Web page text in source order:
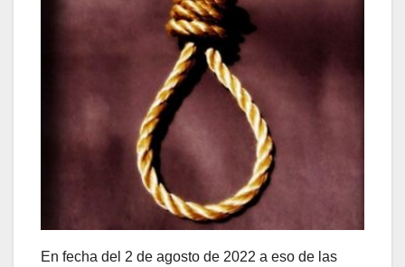
En fecha del 2 de agosto de 2022 a eso de las